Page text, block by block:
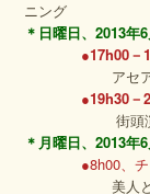
ニング
＊日曜日、2013年6
●17h00－
アセアン、韓
●19h30－
街頭演奏：「
＊月曜日、2013年6
●8h00、
美人と環境